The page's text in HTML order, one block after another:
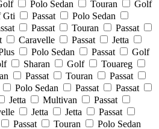
Polo Sedan Touran
Golf
Gti Passat
Polo Sedan
Passat Touran
Passat
Caravelle Passat
Jetta
Polo Sedan Passat
Golf
Sharan Golf
Touareg
Passat Touran
Passat
Polo Sedan Passat
Passat
Jetta Multivan
Passat
Jetta Jetta
Passat
Passat Touran
Polo Sedan